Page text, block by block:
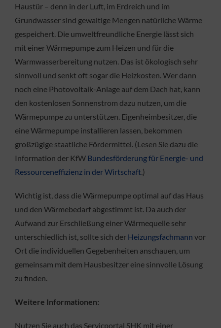
Haustür – denn in der Luft, im Erdreich und im
Grundwasser sind gewaltige Mengen natürliche Wärme
gespeichert. Die umweltfreundliche Energie lässt sich
mit einer Wärmepumpe zum Heizen und für die
Warmwasserbereitung nutzen. Das ist ökologisch sehr
sinnvoll und senkt oft sogar die Heizkosten. Wer dann
noch eine Photovoltaik-Anlage auf dem Dach hat, kann
den kostenlosen Sonnenstrom dazu nutzen, um die
Wärmepumpe zu unterstützen. Eigenheimbesitzer, die
eine Wärmepumpe installieren lassen, bekommen
großzügige staatliche Fördermittel. (Lesen Sie dazu die
Information der KfW Bundesförderung für Energie- und
Ressourceneffizienz in der Wirtschaft.)
Wichtig ist, dass die Wärmepumpe optimal auf das Haus
und den Wärmebedarf abgestimmt ist. Da auch der
Aufwand zur Erschließung einer Wärmequelle sehr
unterschiedlich ist, sollte sich der Heizungsfachmann vor
Ort die individuellen Gegebenheiten anschauen, um
gemeinsam mit dem Hausbesitzer eine sinnvolle Lösung
zu finden.
Weitere Informationen:
Nutzen Sie auch das Servicportal SHK mit einer